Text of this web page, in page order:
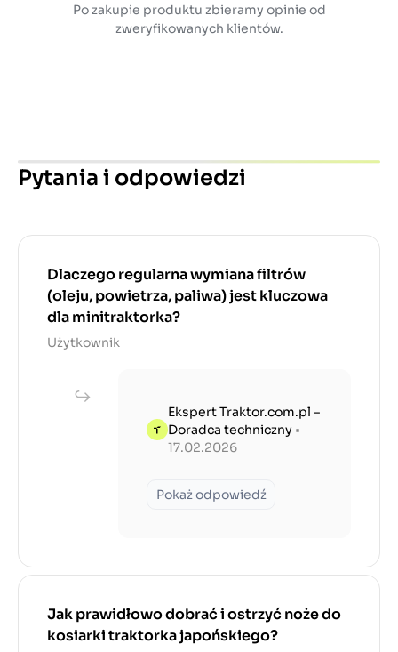
Po zakupie produktu zbieramy opinie od
zweryfikowanych klientów.
Pytania i odpowiedzi
Dlaczego regularna wymiana filtrów
(oleju, powietrza, paliwa) jest kluczowa
dla minitraktorka?
Użytkownik
Ekspert Traktor.com.pl –
Doradca techniczny •
17.02.2026
Pokaż odpowiedź
Jak prawidłowo dobrać i ostrzyć noże do
kosiarki traktorka japońskiego?